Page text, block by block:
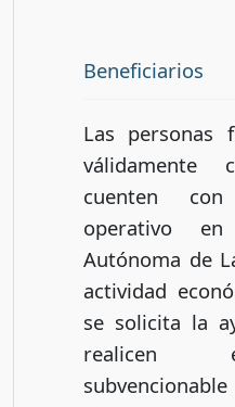
Beneficiarios
Las personas
válidamente
cuenten con
operativo
Autónoma de
actividad
se solicita la
realicen